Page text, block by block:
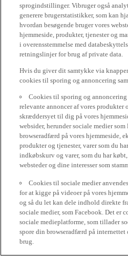
sprogindstillinger. Vibruger også
generere brugerstatistikker, som kan
hvordan besøgende bruger vores
hjemmeside, produkter, tjenester og
i overensstemmelse med
retningslinjer for brug af private data.
Hvis du giver dit samtykke via
cookies til sporing og annoncering
Cookies til sporing og annoncering
relevante annoncer af vores produkter
skræddersyet til dig på vores
websider, herunder sociale medier som
browseradfærd på vores hjemmeside,
produkter og tjenester, varer som du
indkøbskurv og varer, som du har
websteder og dine interesser som
Cookies til sociale medier
for at kigge på videoer på vores
og så du let kan dele indhold direkte
sociale medier, som Facebook. Det er
sociale medieplatforme, som tillader
spore din browseradfærd på internettet
brug.